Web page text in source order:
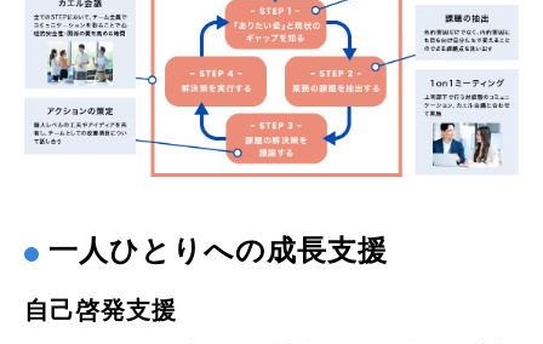
一人ひとりへの成長支援
自己啓発支援